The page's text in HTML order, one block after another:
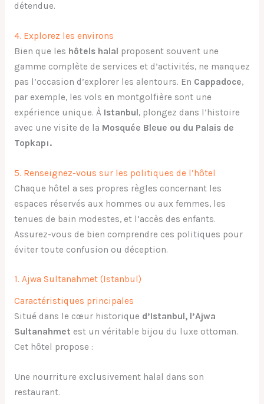
détendue.
4. Explorez les environs
Bien que les hôtels halal proposent souvent une
gamme complète de services et d’activités, ne manquez
pas l’occasion d’explorer les alentours. En Cappadoce,
par exemple, les vols en montgolfière sont une
expérience unique. À Istanbul, plongez dans l’histoire
avec une visite de la Mosquée Bleue ou du Palais de
Topkapı.
5. Renseignez-vous sur les politiques de l’hôtel
Chaque hôtel a ses propres règles concernant les
espaces réservés aux hommes ou aux femmes, les
tenues de bain modestes, et l’accès des enfants.
Assurez-vous de bien comprendre ces politiques pour
éviter toute confusion ou déception.
1. Ajwa Sultanahmet (Istanbul)
Caractéristiques principales
Situé dans le cœur historique d’Istanbul, l’Ajwa
Sultanahmet est un véritable bijou du luxe ottoman.
Cet hôtel propose :
Une nourriture exclusivement halal dans son
restaurant.